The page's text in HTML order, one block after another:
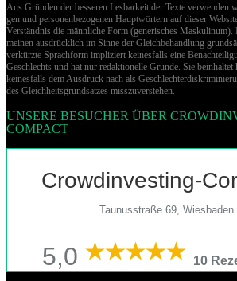
Aus Gründen der besseren Lesbarkeit der Texte verwenden
gen und per­so­nen­be­zo­ge­nen Hauptwörtern auf dieser
Verständnis die männliche Form (generisches Maskulinum).
meinen ausdrücklich im Sinne der Gleichbehandlung
verkürzte Sprachform impliziert keinesfalls eine
Geschlechts und hat nur redaktionelle Gründe. Sie
keinesfalls dem Ausdruck nach als
des Gleich­heits­grund­sat­zes misszuverstehen.
UNSERE BESUCHER ÜBER
COMPACT
Crowdinvesting-
Taunusstraße 69, Wiesbaden
5,0 10